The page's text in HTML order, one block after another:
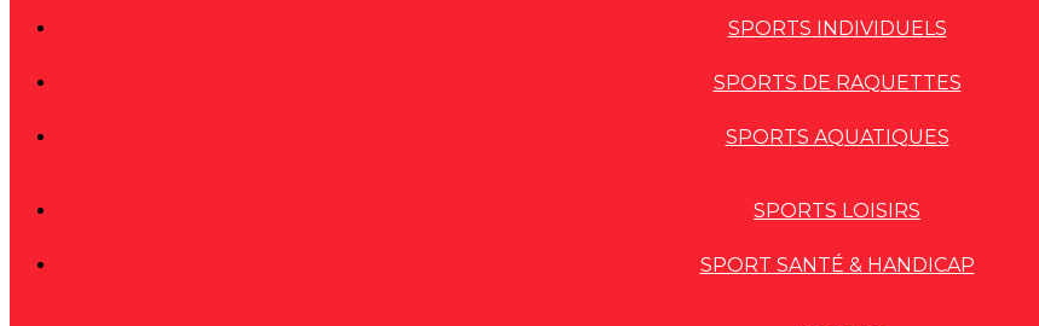
SPORTS INDIVIDUELS
SPORTS DE RAQUETTES
SPORTS AQUATIQUES
SPORTS LOISIRS
SPORT SANTÉ & HANDICAP